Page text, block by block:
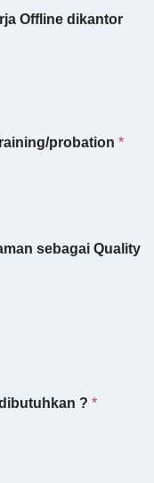
Offline dikantor
probation *
sebagai Quality
? *